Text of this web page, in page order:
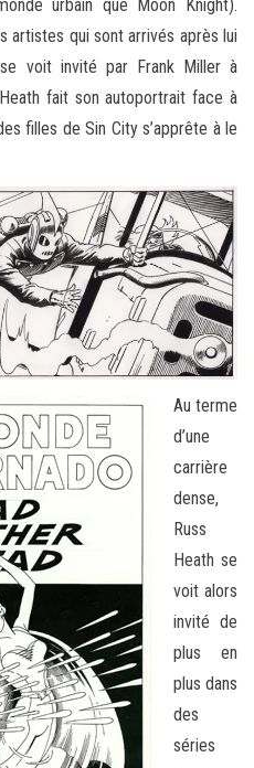
urbain que Moon Knight).
artistes qui sont arrivés après lui
voit invité par Frank Miller à
fait son autoportrait face à
filles de Sin City s’apprête à le
Au terme
d’une
carrière
dense,
Russ
Heath se
voit alors
invité de
plus en
plus dans
des
séries